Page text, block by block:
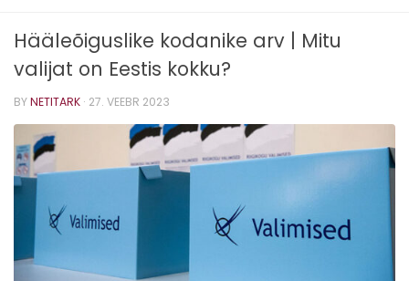
Hääleõiguslike kodanike arv | Mitu
valijat on Eestis kokku?
BYNETITARK · 27. VEEBR 2023